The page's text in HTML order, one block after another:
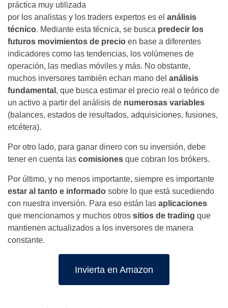
práctica muy utilizada
por los analistas y los traders expertos es el análisis
técnico. Mediante esta técnica, se busca predecir los
futuros movimientos de precio en base a diferentes
indicadores como las tendencias, los volúmenes de
operación, las medias móviles y más. No obstante,
muchos inversores también echan mano del análisis
fundamental , que busca estimar el precio real o teórico de
un activo a partir del análisis de numerosas variables
(balances, estados de resultados, adquisiciones, fusiones,
etcétera).
Por otro lado, para ganar dinero con su inversión, debe
tener en cuenta las comisiones que cobran los brókers.
Por último, y no menos importante, siempre es importante
estar al tanto e informado sobre lo que está sucediendo
con nuestra inversión. Para eso están las aplicaciones
que mencionamos y muchos otros sitios de trading que
mantienen actualizados a los inversores de manera
constante.
Invierta en Amazon